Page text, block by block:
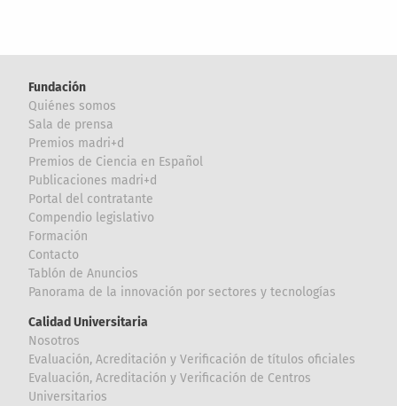
Fundación
Quiénes somos
Sala de prensa
Premios madri+d
Premios de Ciencia en Español
Publicaciones madri+d
Portal del contratante
Compendio legislativo
Formación
Contacto
Tablón de Anuncios
Panorama de la innovación por sectores y tecnologías
Calidad Universitaria
Nosotros
Evaluación, Acreditación y Verificación de títulos oficiales
Evaluación, Acreditación y Verificación de Centros
Universitarios